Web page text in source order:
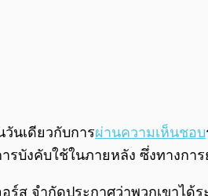
นเดียวกับการผ่านความเห็นชอบ
รบังคับใช้ในภายหลัง ซึ่งทางกา
อร์ส จำกัดประกาศว่าพวกเขาได้